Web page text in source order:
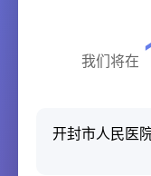
我们将在
开封市人民医